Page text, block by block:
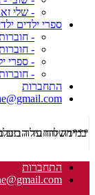
- שלי
ספרי ילדים
-
-
- ספרי
-
התחברות
***משלוח עד הבית מוזל ב- 29 ש"ח בקניה מעל 289
התחברות